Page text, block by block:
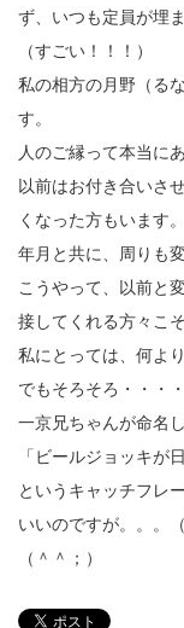
ず、いつも定員が埋
（すごい！！！）
私の相方の月野（る
す。
人のご縁って本当に
以前はお付き合いさ
くなった方もいます。
年月と共に、周りも
こうやって、以前と
接してくれる方々こそ
私にとっては、何よ
でもそろそろ・・・・
一京兄ちゃんが命名
「ビールジョッキが
というキャッチフレ
いいのですが。。。（
（＾＾；）